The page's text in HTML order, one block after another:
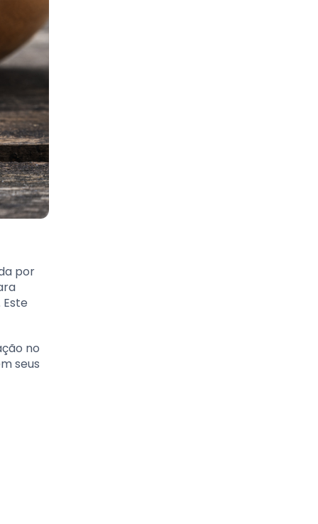
por
no
seus